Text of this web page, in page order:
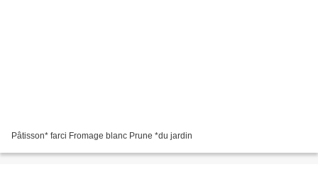
Pâtisson* farci Fromage blanc Prune *du jardin